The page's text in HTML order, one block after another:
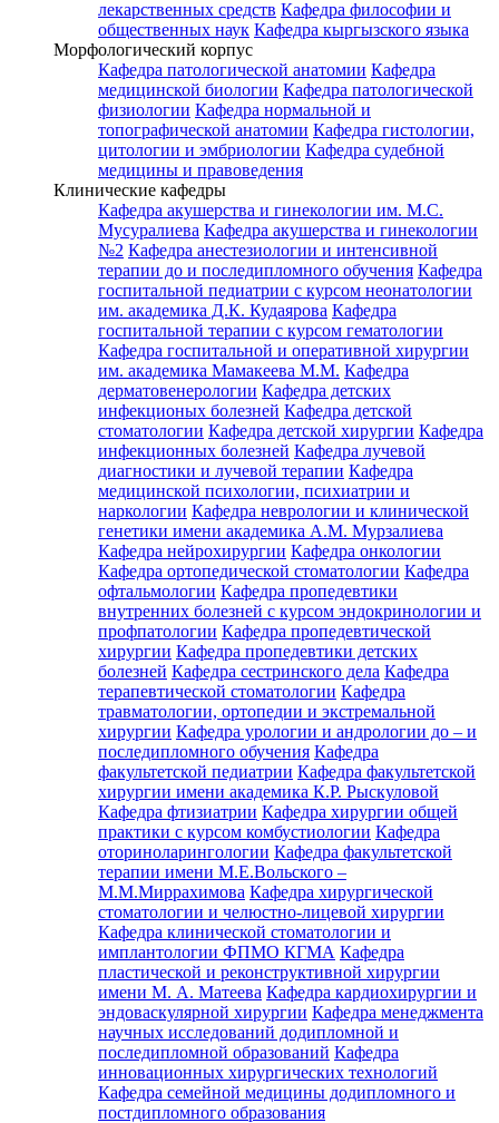
лекарственных средств Кафедра философии и
общественных наук Кафедра кыргызского языка
Морфологический корпус
Кафедра патологической анатомии Кафедра
медицинской биологии Кафедра патологической
физиологии Кафедра нормальной и
топографической анатомии Кафедра гистологии,
цитологии и эмбриологии Кафедра судебной
медицины и правоведения
Клинические кафедры
Кафедра акушерства и гинекологии им. М.С.
Мусуралиева Кафедра акушерства и гинекологии
№2 Кафедра анестезиологии и интенсивной
терапии до и последипломного обучения Кафедра
госпитальной педиатрии с курсом неонатологии
им. академика Д.К. Кудаярова Кафедра
госпитальной терапии с курсом гематологии
Кафедра госпитальной и оперативной хирургии
им. академика Мамакеева М.М. Кафедра
дерматовенерологии Кафедра детских
инфекционых болезней Кафедра детской
стоматологии Кафедра детской хирургии Кафедра
инфекционных болезней Кафедра лучевой
диагностики и лучевой терапии Кафедра
медицинской психологии, психиатрии и
наркологии Кафедра неврологии и клинической
генетики имени академика А.М. Мурзалиева
Кафедра нейрохирургии Кафедра онкологии
Кафедра ортопедической стоматологии Кафедра
офтальмологии Кафедра пропедевтики
внутренних болезней с курсом эндокринологии и
профпатологии Кафедра пропедевтической
хирургии Кафедра пропедевтики детских
болезней Кафедра сестринского дела Кафедра
терапевтической стоматологии Кафедра
травматологии, ортопедии и экстремальной
хирургии Кафедра урологии и андрологии до – и
последипломного обучения Кафедра
факультетской педиатрии Кафедра факультетской
хирургии имени академика К.Р. Рыскуловой
Кафедра фтизиатрии Кафедра хирургии общей
практики с курсом комбустиологии Кафедра
оториноларингологии Кафедра факультетской
терапии имени М.Е.Вольского –
М.М.Миррахимова Кафедра хирургической
стоматологии и челюстно-лицевой хирургии
Кафедра клинической стоматологии и
имплантологии ФПМО КГМА Кафедра
пластической и реконструктивной хирургии
имени М. А. Матеева Кафедра кардиохирургии и
эндоваскулярной хирургии Кафедра менеджмента
научных исследований додипломной и
последипломной образований Кафедра
инновационных хирургических технологий
Кафедра семейной медицины додипломного и
постдипломного образования